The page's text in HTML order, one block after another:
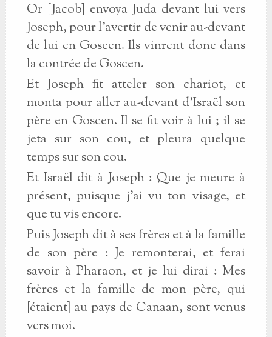
Or [Jacob] envoya Juda devant lui vers
Joseph, pour l’avertir de venir au-devant
de lui en Goscen. Ils vinrent donc dans
la contrée de Goscen.
Et Joseph fit atteler son chariot, et
monta pour aller au-devant d’Israël son
père en Goscen. Il se fit voir à lui ; il se
jeta sur son cou, et pleura quelque
temps sur son cou.
Et Israël dit à Joseph : Que je meure à
présent, puisque j’ai vu ton visage, et
que tu vis encore.
Puis Joseph dit à ses frères et à la famille
de son père : Je remonterai, et ferai
savoir à Pharaon, et je lui dirai : Mes
frères et la famille de mon père, qui
[étaient] au pays de Canaan, sont venus
vers moi.